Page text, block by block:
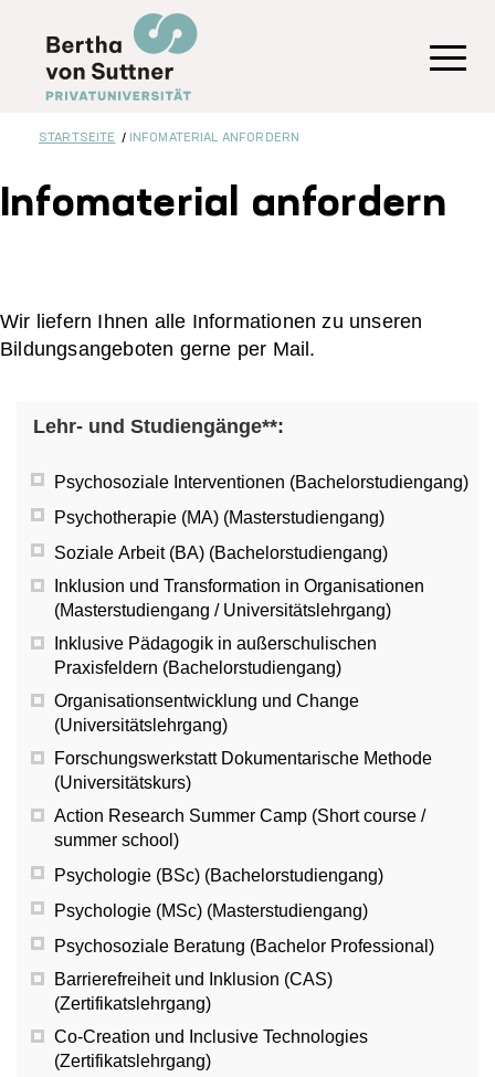
Inhalt
STARTSEITE INFOMATERIAL ANFORDERN
Infomaterial anfordern
Wir liefern Ihnen alle Informationen zu unseren
Bildungsangeboten gerne per Mail.
Lehr- und Studiengänge**:
Psychosoziale Interventionen (Bachelorstudiengang)
Psychotherapie (MA) (Masterstudiengang)
Soziale Arbeit (BA) (Bachelorstudiengang)
Inklusion und Transformation in Organisationen
(Masterstudiengang / Universitätslehrgang)
Inklusive Pädagogik in außerschulischen
Praxisfeldern (Bachelorstudiengang)
Organisationsentwicklung und Change
(Universitätslehrgang)
Forschungswerkstatt Dokumentarische Methode
(Universitätskurs)
Action Research Summer Camp (Short course /
summer school)
Psychologie (BSc) (Bachelorstudiengang)
Psychologie (MSc) (Masterstudiengang)
Psychosoziale Beratung (Bachelor Professional)
Barrierefreiheit und Inklusion (CAS)
(Zertifikatslehrgang)
Co-Creation und Inclusive Technologies
(Zertifikatslehrgang)